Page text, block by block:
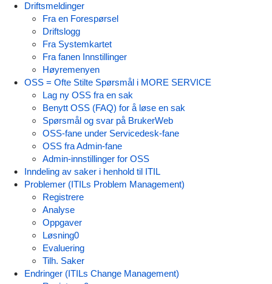
Driftsmeldinger
Fra en Forespørsel
Driftslogg
Fra Systemkartet
Fra fanen Innstillinger
Høyremenyen
OSS = Ofte Stilte Spørsmål i MORE SERVICE
Lag ny OSS fra en sak
Benytt OSS (FAQ) for å løse en sak
Spørsmål og svar på BrukerWeb
OSS-fane under Servicedesk-fane
OSS fra Admin-fane
Admin-innstillinger for OSS
Inndeling av saker i henhold til ITIL
Problemer (ITILs Problem Management)
Registrere
Analyse
Oppgaver
Løsning0
Evaluering
Tilh. Saker
Endringer (ITILs Change Management)